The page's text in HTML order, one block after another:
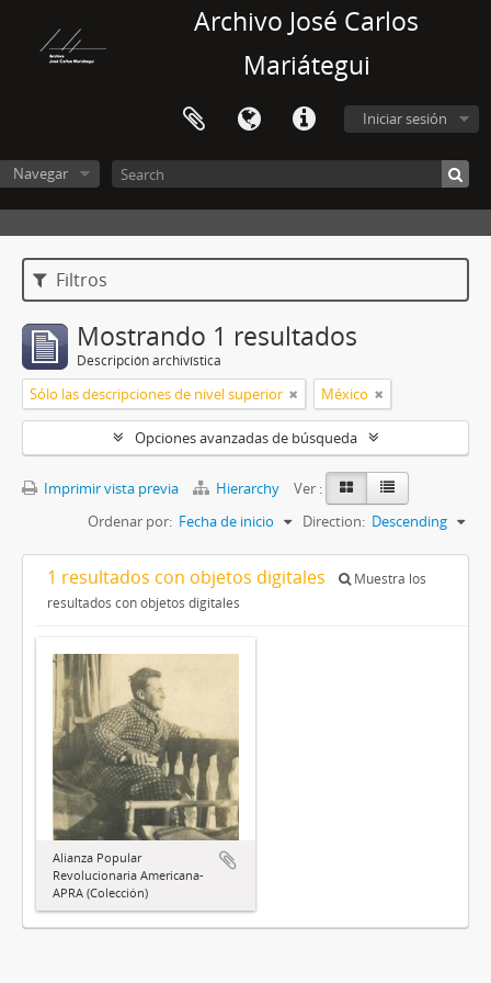
Archivo José Carlos
Mariátegui
Iniciar sesión
Navegar
Filtros
Mostrando 1 resultados
Descripción archivística
Sólo las descripciones de nivel superior México
Opciones avanzadas de búsqueda
Imprimir vista previa Hierarchy
Ver :
Ordenar por: Fecha de inicio Direction: Descending
1 resultados con objetos digitales
Muestra los
resultados con objetos digitales
Alianza Popular
Revolucionaria Americana-
APRA (Colección)